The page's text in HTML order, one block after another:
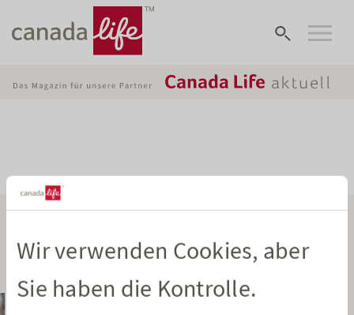
Wir verwenden Cookies, aber
Sie haben die Kontrolle.
Die beliebtesten Artikel